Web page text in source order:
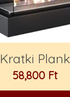
Kratki Plank
58,800 Ft